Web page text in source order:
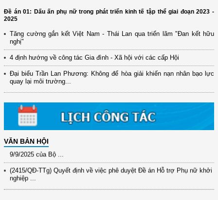
Đề án 01: Dấu ấn phụ nữ trong phát triển kinh tế tập thể giai đoạn 2023 -
2025
Tăng cường gắn kết Việt Nam - Thái Lan qua triển lãm "Đan kết hữu
nghị"
4 định hướng về công tác Gia đình - Xã hội với các cấp Hội
Đại biểu Trần Lan Phương: Không để hòa giải khiến nạn nhân bạo lực
quay lại môi trường...
VĂN BẢN HỘI
đổi mới ...
(898/KH/ĐCT) Kế hoạch thực hiện Quyết định số 2415/QĐ-TTg ngày
(417/QĐ-BNNMT) Quyết định phê duyệt Chương trình mục tiêu quốc gia
xây dựng ...
(891/KH-ĐCT) Kế hoạch thực hiện Nghị quyết số 72-NQ/TW ngày
9/9/2025 của Bộ ...
(2415/QĐ-TTg) Quyết định về việc phê duyệt Đề án Hỗ trợ Phụ nữ khởi
nghiệp ...